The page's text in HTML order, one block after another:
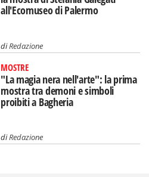
all'Ecomuseo di Palermo
diRedazione
MOSTRE
"La magia nera nell'arte": la prima
mostra tra demoni e simboli
proibiti a Bagheria
diRedazione